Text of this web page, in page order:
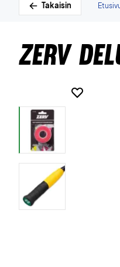
Takaisin
ZERV